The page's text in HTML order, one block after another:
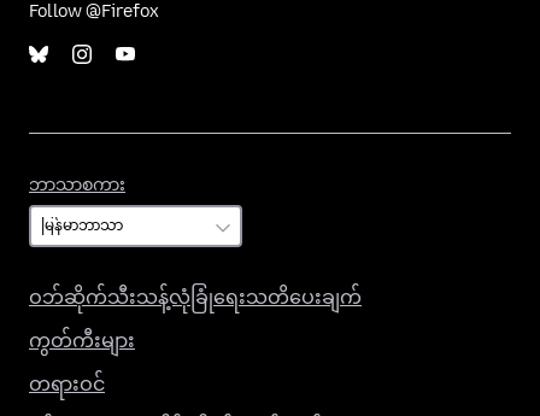
Follow @Firefox
ဘာသာစကား
ဝဘ်ဆိုက်သီးသန့်လုံခြုံရေးသတိပေးချက်
ကွတ်ကီးများ
တရားဝင်